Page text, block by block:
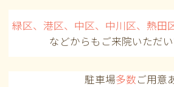
緑区、港区、中区、中川区、熱田
などからも ご来院いただい
駐車場多数ご用意